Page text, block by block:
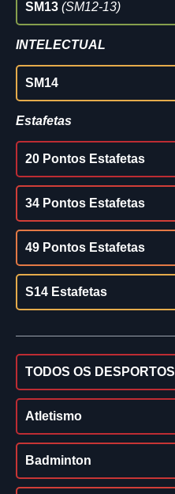
SM13 (SM12-13)
INTELECTUAL
SM14
Estafetas
20 Pontos Estafetas
34 Pontos Estafetas
49 Pontos Estafetas
S14 Estafetas
TODOS OS DESPORTOS
Atletismo
Badminton